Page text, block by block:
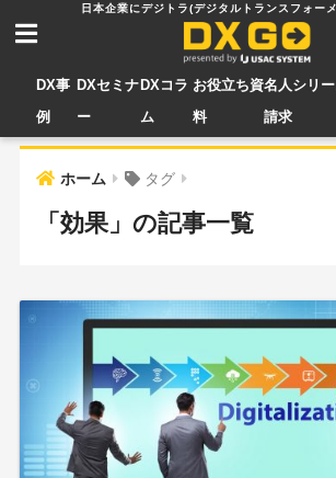
DX事
例
DXセミナ
ー
DXコラ
ム
お役立ち資
料
名人シリ
請求
ホーム タグ
「効果」の記事一覧